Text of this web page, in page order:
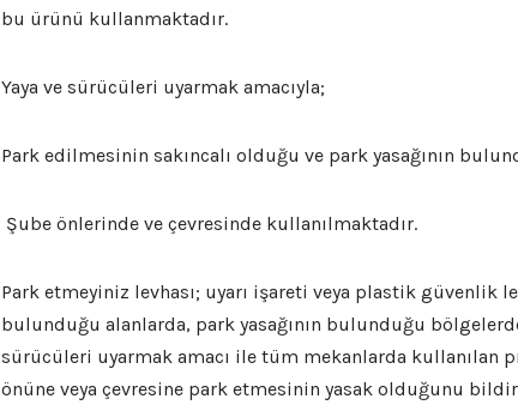
bu ürünü kullanmaktadır.
Yaya ve sürücüleri uyarmak amacıyla;
Park edilmesinin sakıncalı olduğu ve park yasağının
Şube önlerinde ve çevresinde kullanılmaktadır.
Park etmeyiniz levhası; uyarı işareti veya plastik güvenlik
bulunduğu alanlarda, park yasağının bulunduğu
sürücüleri uyarmak amacı ile tüm mekanlarda
önüne veya çevresine park etmesinin yasak olduğunu